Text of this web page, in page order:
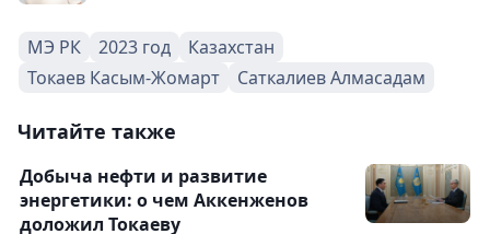
МЭ РК 2023 год
Казахстан
Токаев Касым-Жомарт
Саткалиев Алмасадам
Читайте также
Добыча нефти и развитие
энергетики: о чем Аккенженов
доложил Токаеву